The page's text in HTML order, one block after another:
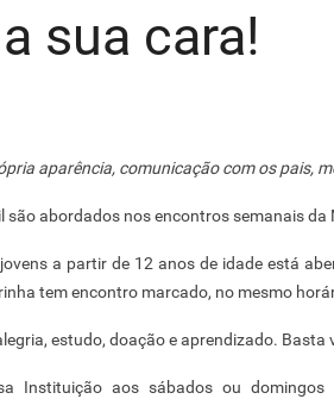
sua cara!
aparência, comunicação com os pais,
abordados nos encontros semanais
a partir de 12 anos de idade está
tem encontro marcado, no mesmo
estudo, doação e aprendizado. Basta
Instituição aos sábados ou